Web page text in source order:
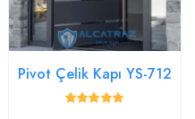
Pivot Çelik Kapı YS-712